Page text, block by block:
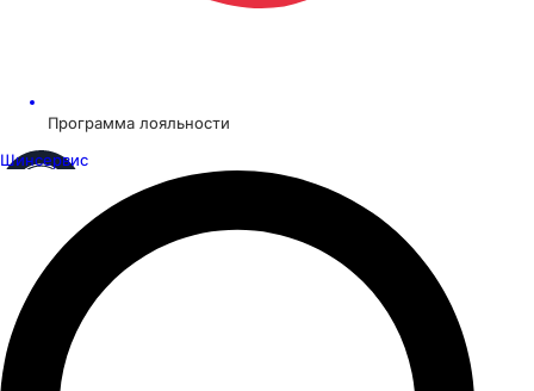
Программа лояльности
Шинсервис